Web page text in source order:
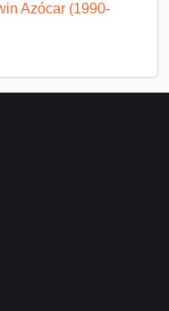
Azócar (1990-